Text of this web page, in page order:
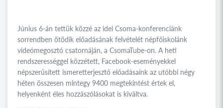
Június 6-án tettük közzé az idei Csoma-konferenciánk
sorrendben ötödik előadásának felvételét népfőiskolánk
videómegosztó csatornáján, a CsomaTube-on. A heti
rendszerességgel közzétett, Facebook-eseményekkel
népszerűsített ismeretterjesztő előadásaink az utóbbi négy
héten összesen mintegy 9400 megtekintést értek el,
helyenként éles hozzászólásokat is kiváltva.